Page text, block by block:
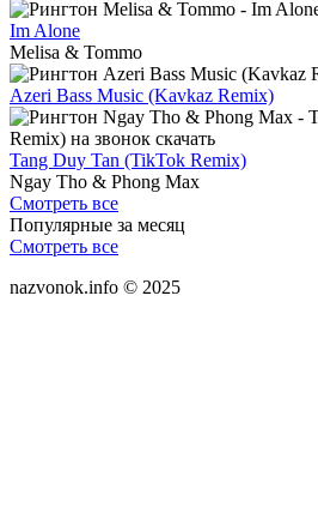
Im Alone
Melisa & Tommo
Azeri Bass Music (Kavkaz Remix)
Tang Duy Tan (TikTok Remix)
Ngay Tho & Phong Max
Смотреть все
Популярные за месяц
Смотреть все
nazvonok.info © 2025